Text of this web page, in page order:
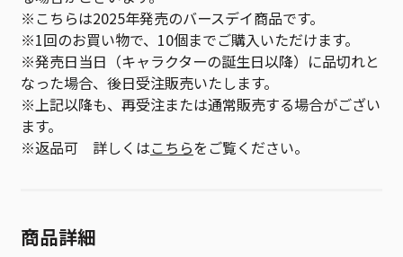
※こちらは2025年発売のバースデイ商品です。
※1回のお買い物で、10個までご購入いただけます。
※発売日当日（キャラクターの誕生日以降）に品切れと
なった場合、後日受注販売いたします。
※上記以降も、再受注または通常販売する場合がござい
ます。
※返品可 詳しくはこちらをご覧ください。
商品詳細